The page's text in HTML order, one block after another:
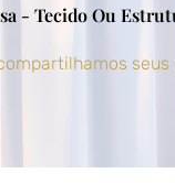
- Tecido Ou
seus